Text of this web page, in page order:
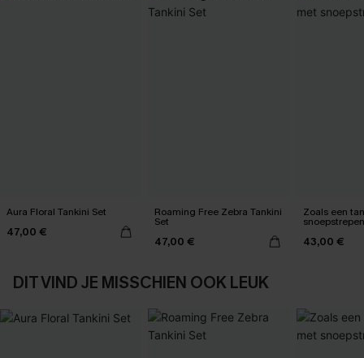
Aura Floral Tankini Set
47,00 €
Roaming Free Zebra Tankini
Set
47,00 €
Zoals een
snoepstrepen
43,00 €
DIT VIND JE MISSCHIEN OOK LEUK